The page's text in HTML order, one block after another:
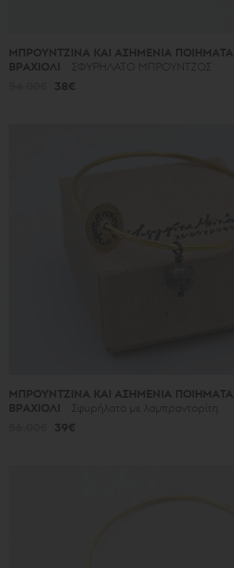
ΜΠΡΟΥΝΤΖΙΝΑ ΚΑΙ ΑΣΗΜΕΝΙΑ ΠΟΙΗΜΑΤΑ :
ΒΡΑΧΙΟΛΙ
ΣΦΥΡΗΛΑΤΟ ΜΠΡΟΥΝΤΖΟΣ
38€
ΜΠΡΟΥΝΤΖΙΝΑ ΚΑΙ ΑΣΗΜΕΝΙΑ ΠΟΙΗΜΑΤΑ :
ΒΡΑΧΙΟΛΙ
Σφυρήλατο με λαμπραντορίτη
39€